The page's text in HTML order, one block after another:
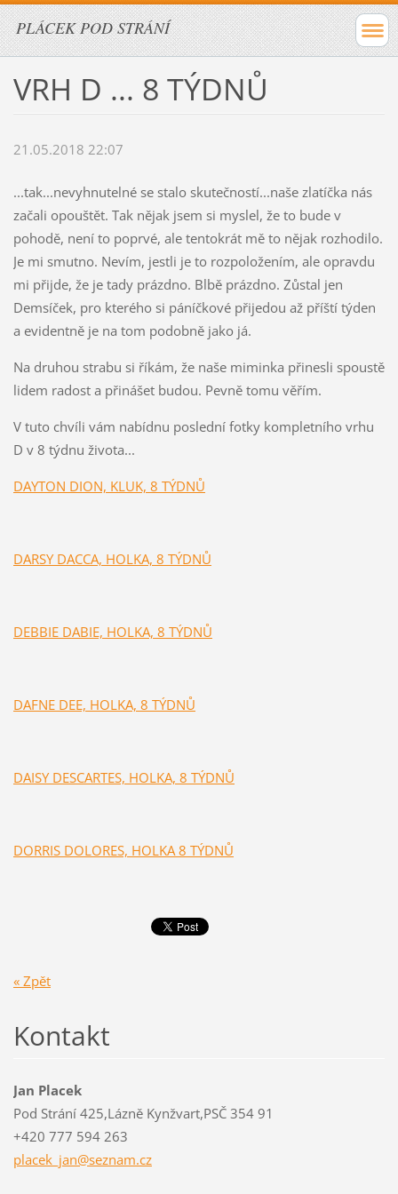
PLÁCEK POD STRÁNÍ
VRH D ... 8 TÝDNŮ
21.05.2018 22:07
...tak...nevyhnutelné se stalo skutečností...naše zlatíčka nás
začali opouštět. Tak nějak jsem si myslel, že to bude v
pohodě, není to poprvé, ale tentokrát mě to nějak rozhodilo.
Je mi smutno. Nevím, jestli je to rozpoložením, ale opravdu
mi přijde, že je tady prázdno. Blbě prázdno. Zůstal jen
Demsíček, pro kterého si páníčkové přijedou až příští týden
a evidentně je na tom podobně jako já.
Na druhou strabu si říkám, že naše miminka přinesli spoustě
lidem radost a přinášet budou. Pevně tomu věřím.
V tuto chvíli vám nabídnu poslední fotky kompletního vrhu
D v 8 týdnu života...
DAYTON DION, KLUK, 8 TÝDNŮ
DARSY DACCA, HOLKA, 8 TÝDNŮ
DEBBIE DABIE, HOLKA, 8 TÝDNŮ
DAFNE DEE, HOLKA, 8 TÝDNŮ
DAISY DESCARTES, HOLKA, 8 TÝDNŮ
DORRIS DOLORES, HOLKA 8 TÝDNŮ
« Zpět
Kontakt
Jan Placek
Pod Strání 425,Lázně Kynžvart,PSČ 354 91
+420 777 594 263
placek_jan@seznam.cz